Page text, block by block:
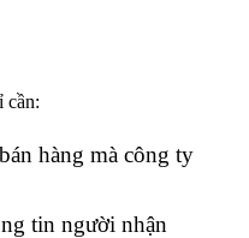
cần:
hàng mà công ty
tin người nhận